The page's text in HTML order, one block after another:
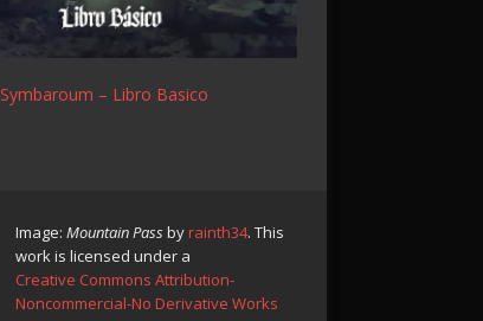
Symbaroum – Libro Basico
Image: Mountain Passbyrainth34. This
work is licensed under a
Creative Commons Attribution-
Noncommercial-No Derivative Works